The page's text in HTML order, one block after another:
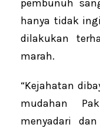
pembunuh
hanya tidak
dilakukan
marah.
“Kejahatan
mudahan
menyadari